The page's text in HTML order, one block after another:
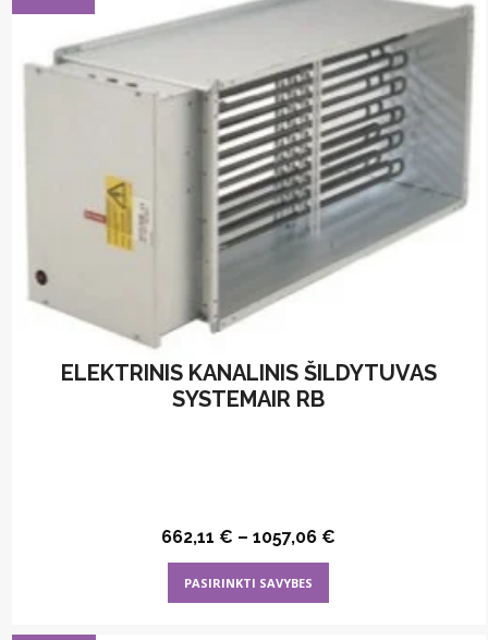
ELEKTRINIS KANALINIS ŠILDYTUVAS
SYSTEMAIR RB
662,11 € –1057,06 €
PASIRINKTI SAVYBES
product